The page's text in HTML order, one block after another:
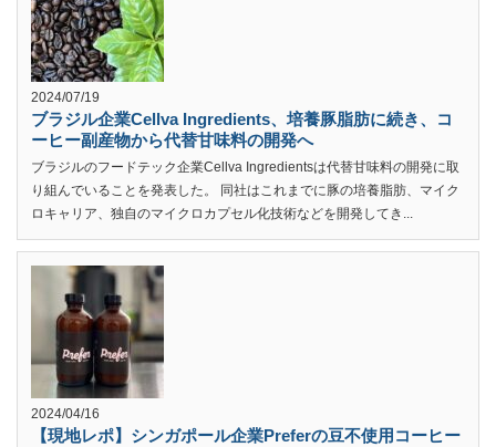
2024/07/19
ブラジル企業Cellva Ingredients、培養豚脂肪に続き、コ
ーヒー副産物から代替甘味料の開発へ
ブラジルのフードテック企業Cellva Ingredientsは代替甘味料の開発に取
り組んでいることを発表した。 同社はこれまでに豚の培養脂肪、マイク
ロキャリア、独自のマイクロカプセル化技術などを開発してき...
2024/04/16
【現地レポ】シンガポール企業Preferの豆不使用コーヒー